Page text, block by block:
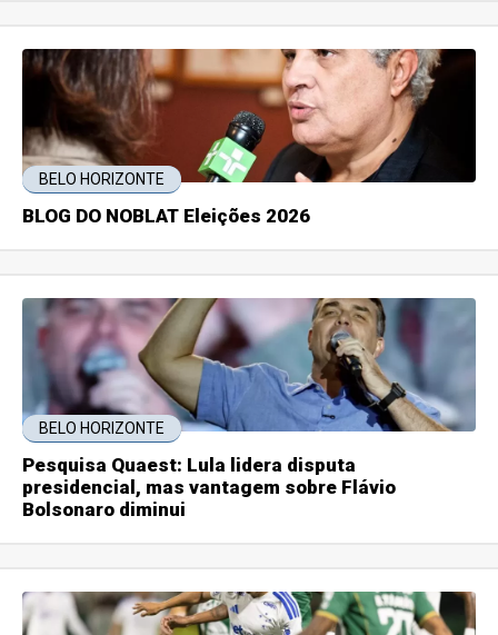
BELO HORIZONTE
BLOG DO NOBLAT Eleições 2026
BELO HORIZONTE
Pesquisa Quaest: Lula lidera disputa
presidencial, mas vantagem sobre Flávio
Bolsonaro diminui